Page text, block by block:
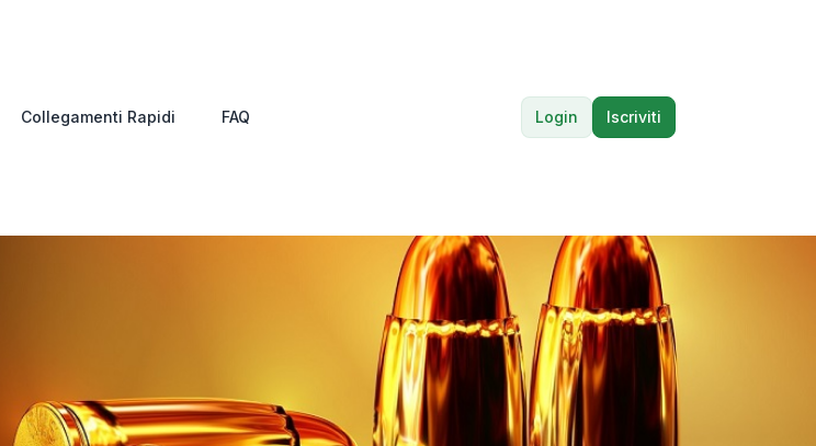
Collegamenti Rapidi FAQ Login Iscriviti